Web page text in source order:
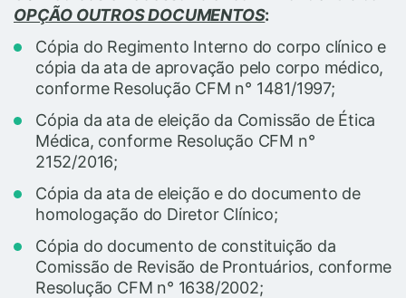
OPÇÃO OUTROS DOCUMENTOS:
Cópia do Regimento Interno do corpo clínico e
cópia da ata de aprovação pelo corpo médico,
conforme Resolução CFM n° 1481/1997;
Cópia da ata de eleição da Comissão de Ética
Médica, conforme Resolução CFM n°
2152/2016;
Cópia da ata de eleição e do documento de
homologação do Diretor Clínico;
Cópia do documento de constituição da
Comissão de Revisão de Prontuários, conforme
Resolução CFM n° 1638/2002;